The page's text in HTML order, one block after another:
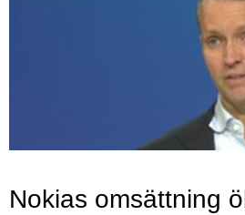
Nokias omsättning